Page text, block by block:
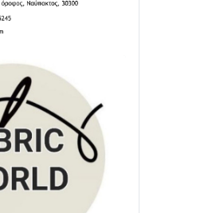
που
ΣΥΝΑΓΕΡΜΟΣ
ΓΙΑ ΦΩΤΙΑ ΣΤΟΝ
ΓΡΑΝΙΤΣΑ